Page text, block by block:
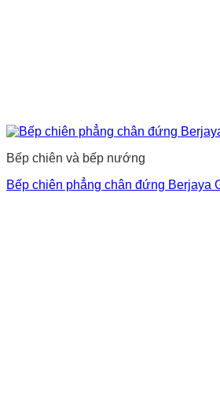
Bếp chiên và bếp nướng
Bếp chiên phẳng chân đứng Berjaya